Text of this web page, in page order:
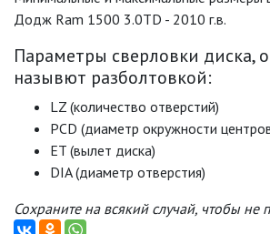
Додж Ram 1500 3.0TD - 2010 г.в.
Параметры сверловки диска,
назывют разболтовкой:
LZ (количество отверстий)
PCD (диаметр окружности
ET (вылет диска)
DIA (диаметр отверстия)
Сохраните на всякий случай, чтобы не